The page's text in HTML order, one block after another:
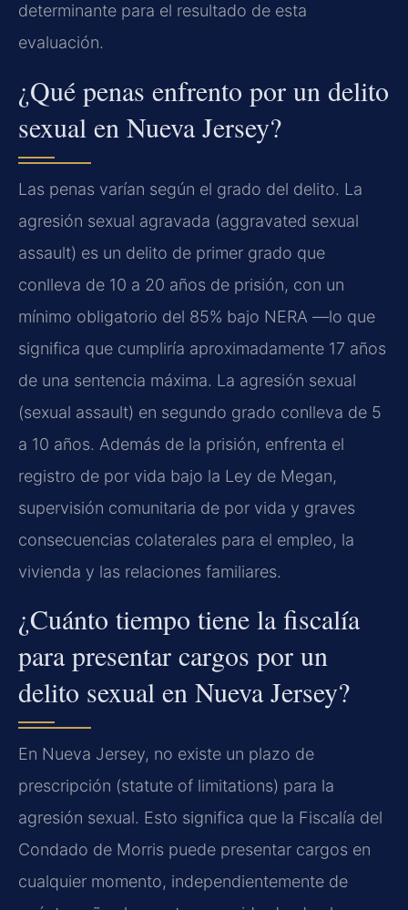
determinante para el resultado de esta
evaluación.
¿Qué penas enfrento por un delito
sexual en Nueva Jersey?
Las penas varían según el grado del delito. La
agresión sexual agravada (aggravated sexual
assault) es un delito de primer grado que
conlleva de 10 a 20 años de prisión, con un
mínimo obligatorio del 85% bajo NERA —lo que
significa que cumpliría aproximadamente 17 años
de una sentencia máxima. La agresión sexual
(sexual assault) en segundo grado conlleva de 5
a 10 años. Además de la prisión, enfrenta el
registro de por vida bajo la Ley de Megan,
supervisión comunitaria de por vida y graves
consecuencias colaterales para el empleo, la
vivienda y las relaciones familiares.
¿Cuánto tiempo tiene la fiscalía
para presentar cargos por un
delito sexual en Nueva Jersey?
En Nueva Jersey, no existe un plazo de
prescripción (statute of limitations) para la
agresión sexual. Esto significa que la Fiscalía del
Condado de Morris puede presentar cargos en
cualquier momento, independientemente de